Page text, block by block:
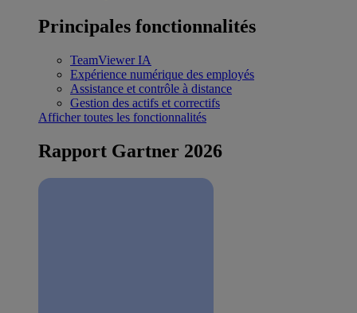
Principales fonctionnalités
TeamViewer IA
Expérience numérique des employés
Assistance et contrôle à distance
Gestion des actifs et correctifs
Afficher toutes les fonctionnalités
Rapport Gartner 2026